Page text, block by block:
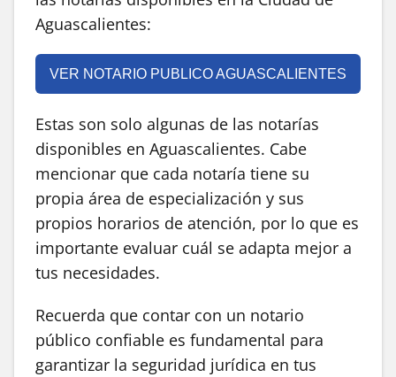
Aguascalientes:
VER NOTARIO PUBLICO AGUASCALIENTES
Estas son solo algunas de las notarías
disponibles en Aguascalientes. Cabe
mencionar que cada notaría tiene su
propia área de especialización y sus
propios horarios de atención, por lo que es
importante evaluar cuál se adapta mejor a
tus necesidades.
Recuerda que contar con un notario
público confiable es fundamental para
garantizar la seguridad jurídica en tus